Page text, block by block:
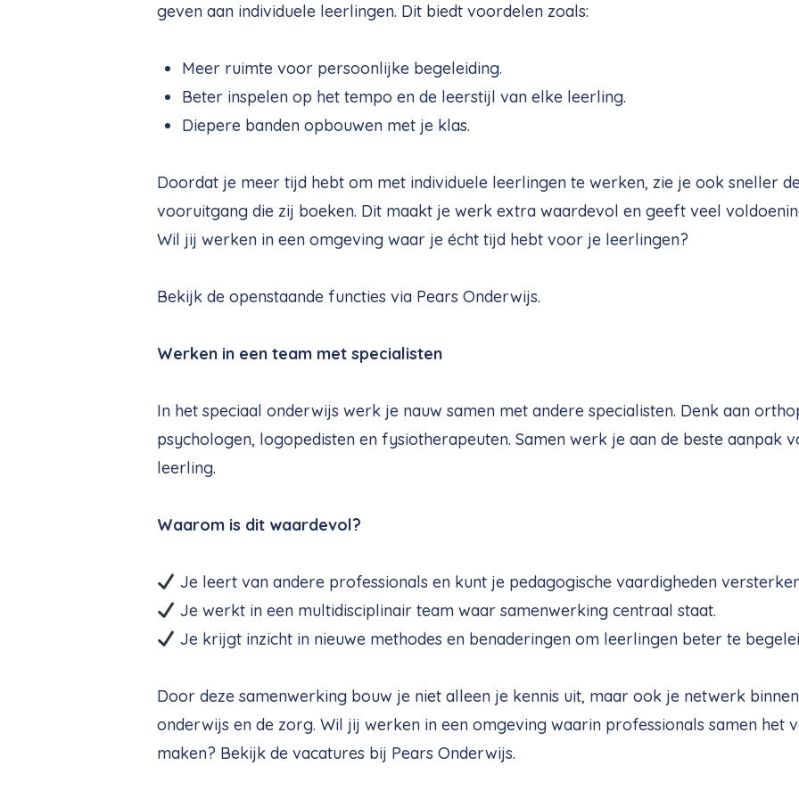
geven aan individuele leerlingen. Dit biedt voordelen zoals:
Meer ruimte voor persoonlijke begeleiding.
Beter inspelen op het tempo en de leerstijl van elke leerling.
Diepere banden opbouwen met je klas.
Doordat je meer tijd hebt om met individuele leerlingen te werken, zie je ook sneller
vooruitgang die zij boeken. Dit maakt je werk extra waardevol en geeft veel
Wil jij werken in een omgeving waar je écht tijd hebt voor je leerlingen?
Bekijk de openstaande functies via Pears Onderwijs.
Werken in een team met specialisten
In het speciaal onderwijs werk je nauw samen met andere specialisten. Denk aan
psychologen, logopedisten en fysiotherapeuten. Samen werk je aan de beste aanpak
leerling.
Waarom is dit waardevol?
Je leert van andere professionals en kunt je pedagogische vaardigheden
Je werkt in een multidisciplinair team waar samenwerking centraal staat.
Je krijgt inzicht in nieuwe methodes en benaderingen om leerlingen beter te
Door deze samenwerking bouw je niet alleen je kennis uit, maar ook je netwerk
onderwijs en de zorg. Wil jij werken in een omgeving waarin professionals samen het
maken? Bekijk de vacatures bij Pears Onderwijs.